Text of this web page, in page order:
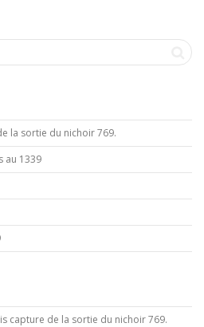
la sortie du nichoir 769.
au 1339
capture de la sortie du nichoir 769.